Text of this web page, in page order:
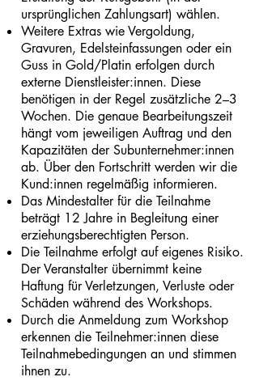
ursprünglichen Zahlungsart) wählen.
Weitere Extras wie Vergoldung,
Gravuren, Edelsteinfassungen oder ein
Guss in Gold/Platin erfolgen durch
externe Dienstleister:innen. Diese
benötigen in der Regel zusätzliche 2–3
Wochen. Die genaue Bearbeitungszeit
hängt vom jeweiligen Auftrag und den
Kapazitäten der Subunternehmer:innen
ab. Über den Fortschritt werden wir die
Kund:innen regelmäßig informieren.
Das Mindestalter für die Teilnahme
beträgt 12 Jahre in Begleitung einer
erziehungsberechtigten Person.
Die Teilnahme erfolgt auf eigenes Risiko.
Der Veranstalter übernimmt keine
Haftung für Verletzungen, Verluste oder
Schäden während des Workshops.
Durch die Anmeldung zum Workshop
erkennen die Teilnehmer:innen diese
Teilnahmebedingungen an und stimmen
ihnen zu.